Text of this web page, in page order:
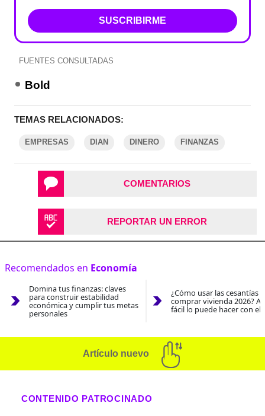
SUSCRIBIRME
FUENTES CONSULTADAS
Bold
TEMAS RELACIONADOS:
EMPRESAS DIAN DINERO FINANZAS
COMENTARIOS
REPORTAR UN ERROR
Recomendados en Economía
Domina tus finanzas: claves
para construir estabilidad
económica y cumplir tus metas
personales
¿Cómo usar las cesantías
comprar vivienda 2026?
fácil lo puede hacer con el
Artículo nuevo
CONTENIDO PATROCINADO